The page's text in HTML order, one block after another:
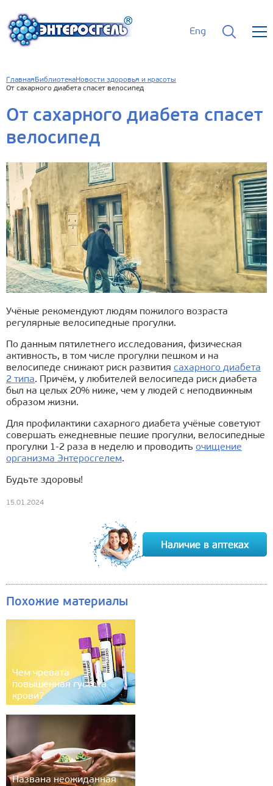
Eng
Главная БиблиотекаНовости здоровья и красоты
От сахарного диабета спасет велосипед
От сахарного диабета спасет
велосипед
Учёные рекомендуют людям пожилого возраста
регулярные велосипедные прогулки.
По данным пятилетнего исследования, физическая
активность, в том числе прогулки пешком и на
велосипеде снижают риск развития сахарного диабета
2 типа. Причём, у любителей велосипеда риск диабета
был на целых 20% ниже, чем у людей с неподвижным
образом жизни.
Для профилактики сахарного диабета учёные советуют
совершать ежедневные пешие прогулки, велосипедные
прогулки 1-2 раза в неделю и проводить очищение
организма Энтеросгелем.
Будьте здоровы!
15.01.2024
Похожие материалы
Чем чревата
повышенная густота
крови?
Названа неожиданная